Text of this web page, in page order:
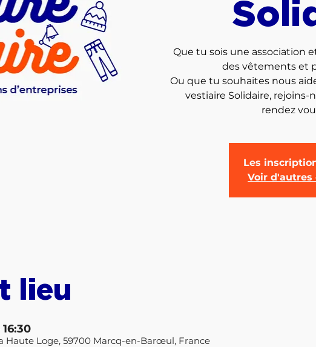
Que tu sois une association
des vêtements et
Ou que tu souhaites nous
vestiaire Solidaire, rejoins-
Les
Voir d'autres
lieu
Haute Loge, 59700 Marcq-en-Barœul, France